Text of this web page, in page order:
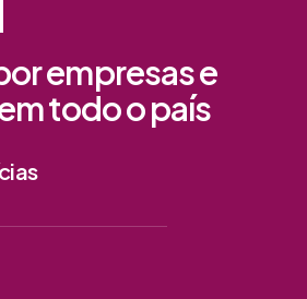
empresas e
todo o país